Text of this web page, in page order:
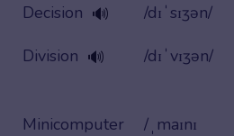
Decision 🔊 /dɪˈsɪʒən/
Division 🔊 /dɪˈvɪʒən/
Minicomputer
/ˌmaɪnɪ